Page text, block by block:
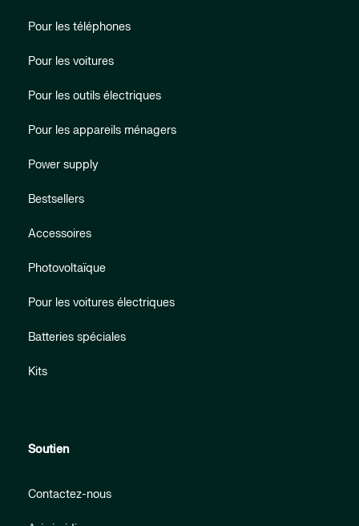
Pour les téléphones
Pour les voitures
Pour les outils électriques
Pour les appareils ménagers
Power supply
Bestsellers
Accessoires
Photovoltaïque
Pour les voitures électriques
Batteries spéciales
Kits
Soutien
Contactez-nous